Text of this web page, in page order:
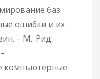
баз
ошибки и их
– М.: Рид
компьютерные